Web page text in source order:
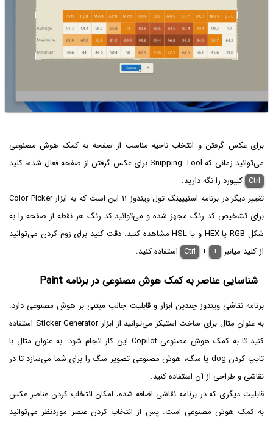
برای عکس گرفتن و انتخاب ناحیه مناسب از صفحه به کمک هوش مصنوعی
می‌توانید زمانی که Snipping Tool برای عکس گرفتن از صفحه فعال شده، کلید
Ctrl کیبورد را نگه دارید.
تغییر دیگر در برنامه اسنیپینگ تول ویندوز ۱۱ این است که به ابزار Color Picker
برای تشخیص کد رنگ مجهز شده و می‌توانید کد رنگ هر نقطه از صفحه را به
شکل RGB یا HEX و یا HSL مشاهده کنید. دقت کنید برای زوم کردن می‌توانید
از کلید میانبر
Ctrl + + استفاده کنید.
شناسایی عناصر به کمک هوش مصنوعی در برنامه Paint
برنامه نقاشی ویندوز چندین ابزار و قابلیت جالب مبتنی بر هوش مصنوعی دارد.
به عنوان مثال برای ساخت استیکر می‌توانید از ابزار Sticker Generator استفاده
کنید تا به کمک هوش مصنوعی Copilot این کار انجام شود. به عنوان مثال با
تایپ کردن dog یا سگ، هوش مصنوعی تصویر سگ را برای شما می‌سازد تا در
نقاشی و طراحی از آن استفاده کنید.
قابلیت دیگری که در برنامه نقاشی اضافه شده، امکان انتخاب کردن عناصر عکس
به کمک هوش مصنوعی است. پس از انتخاب کردن عنصر موردنظر می‌توانید